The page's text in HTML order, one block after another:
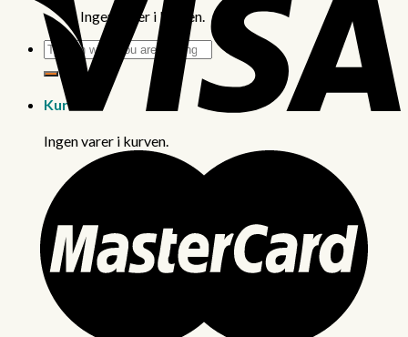
Ingen varer i kurven.
Søg
efter:
Kurv
Ingen varer i kurven.